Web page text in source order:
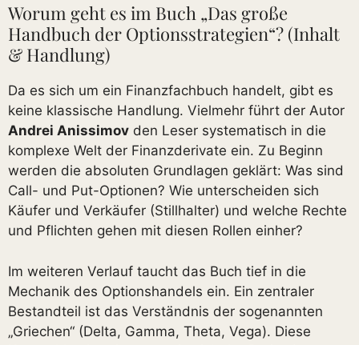
Worum geht es im Buch „Das große
Handbuch der Optionsstrategien“? (Inhalt
& Handlung)
Da es sich um ein Finanzfachbuch handelt, gibt es
keine klassische Handlung. Vielmehr führt der Autor
Andrei Anissimov den Leser systematisch in die
komplexe Welt der Finanzderivate ein. Zu Beginn
werden die absoluten Grundlagen geklärt: Was sind
Call- und Put-Optionen? Wie unterscheiden sich
Käufer und Verkäufer (Stillhalter) und welche Rechte
und Pflichten gehen mit diesen Rollen einher?
Im weiteren Verlauf taucht das Buch tief in die
Mechanik des Optionshandels ein. Ein zentraler
Bestandteil ist das Verständnis der sogenannten
„Griechen“ (Delta, Gamma, Theta, Vega). Diese